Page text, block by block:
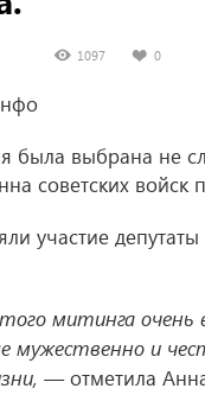
1097 0
была выбрана не
советских
участие
митинга
мужественно и
—отметила